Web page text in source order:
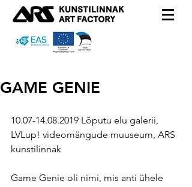
GAME GENIE
10.07-14.08.2019 Lõputu elu galerii,
LVLup! videomängude muuseum, ARS
kunstilinnak
Game Genie oli nimi, mis anti ühele